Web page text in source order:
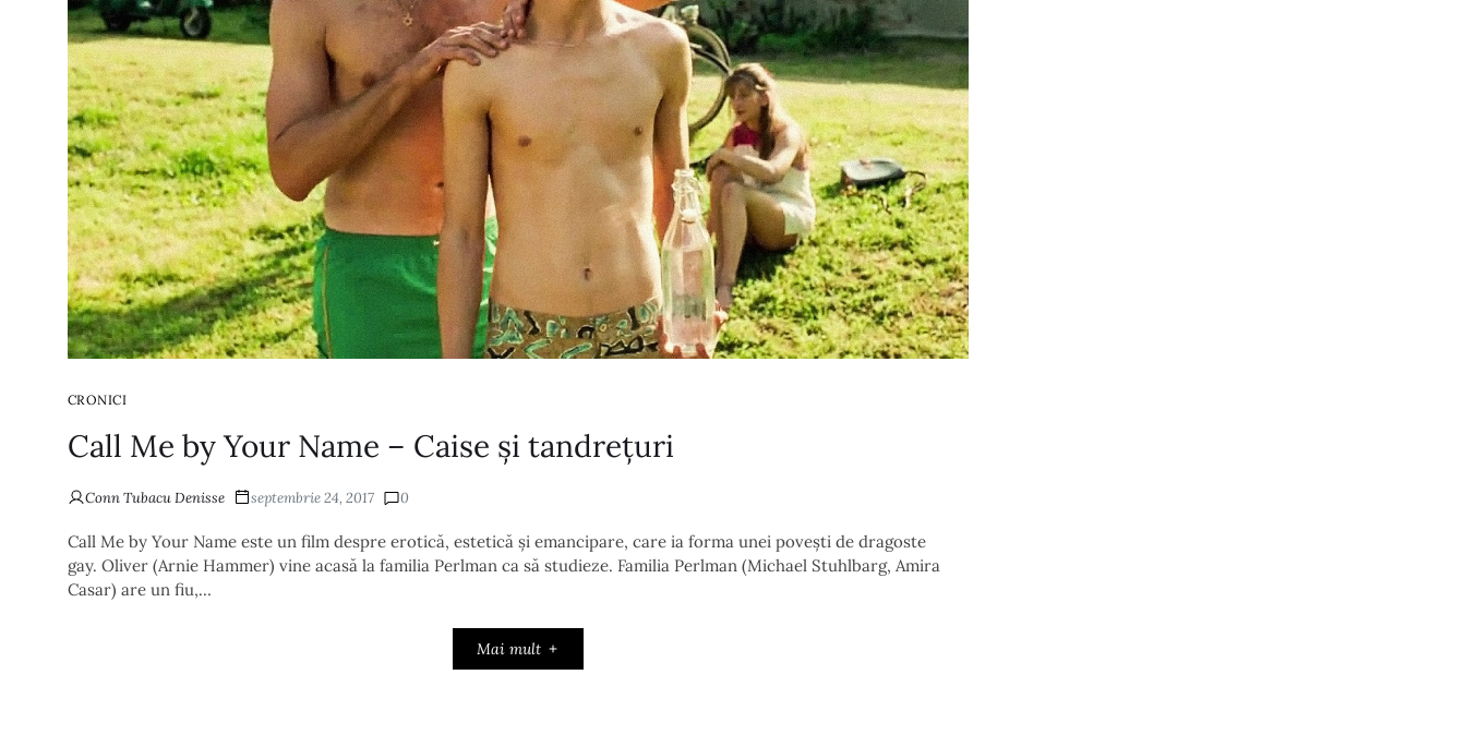
CRONICI
Call Me by Your Name – Caise şi tandrețuri
Conn Tubacu Denisse septembrie 24, 2017 0
Call Me by Your Name este un film despre erotică, estetică și emancipare, care ia forma unei povești de dragoste
gay. Oliver (Arnie Hammer) vine acasă la familia Perlman ca să studieze. Familia Perlman (Michael Stuhlbarg, Amira
Casar) are un fiu,…
Mai mult